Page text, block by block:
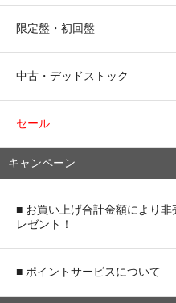
限定盤・初回盤
中古・デッドストック
セール
キャンペーン
■ お買い上げ合計金額により
レゼント！
■ ポイントサービスについて